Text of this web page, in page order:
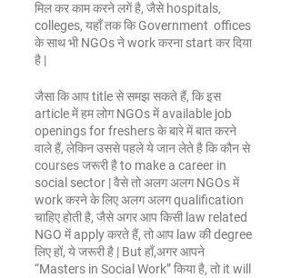
मिल कर काम करने लगें है, जैसे hospitals,
colleges, यहाँ तक कि Government  offices
के साथ भी NGOs ने work करना start कर दिया
है |
जैसा कि आप title से समझ सकते हैं, कि इस
article में हम लोग NGOs में available job
openings for freshers के बारे में बात करने
वाले हैं, लेकिन उससे पहले ये जान लेते है कि कौन से
courses जरूरी है to make a career in
social sector | वैसे तो अलग अलग NGOs में
work करने के लिए अलग अलग qualification
चाहिए होती है, जैसे अगर आप किसी law related
NGO में apply करते हैं, तो आप law की degree
लिए हों, ये जरूरी है | But हाँ,अगर आपने
“Masters in Social Work” किया है, तो it will